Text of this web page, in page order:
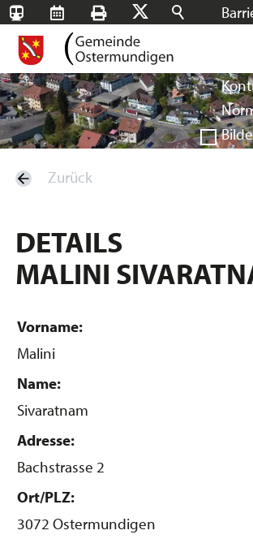
Suchen
SBB-
Tageskarten
RMS Drucken
Facebook
Instagram
Login
Zurück
DETAILS
MALINI
Vorname:
Malini
Name:
Sivaratnam
Adresse:
Bachstrasse 2
Ort/PLZ:
3072 Ostermundigen